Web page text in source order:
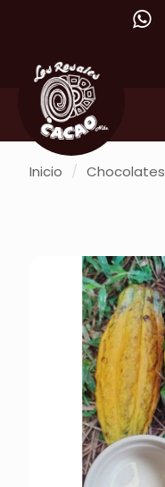
Inicio / Chocolates